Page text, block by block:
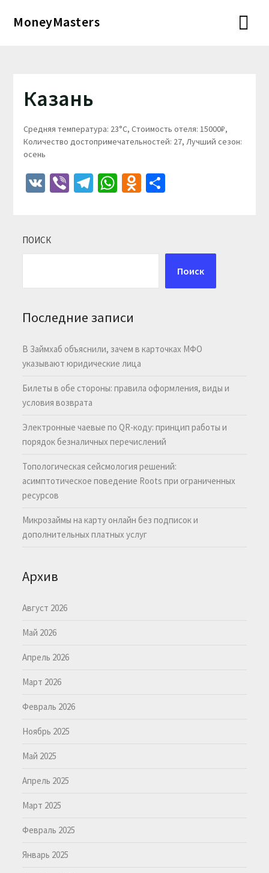
MoneyMasters
Казань
Средняя температура: 23°C, Стоимость отеля: 15000₽,
Количество достопримечательностей: 27, Лучший сезон:
осень
VKViberTelegram
WhatsApp
Odnoklassniki
Отправить
ПОИСК
Поиск
Последние записи
В Займхаб объяснили, зачем в карточках МФО
указывают юридические лица
Билеты в обе стороны: правила оформления, виды и
условия возврата
Электронные чаевые по QR-коду: принцип работы и
порядок безналичных перечислений
Топологическая сейсмология решений:
асимптотическое поведение Roots при ограниченных
ресурсов
Микрозаймы на карту онлайн без подписок и
дополнительных платных услуг
Архив
Август 2026
Май 2026
Апрель 2026
Март 2026
Февраль 2026
Ноябрь 2025
Май 2025
Апрель 2025
Март 2025
Февраль 2025
Январь 2025